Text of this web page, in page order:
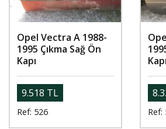
Opel Vectra A 1988-
1995 Çıkma Sağ Ön
Kapı
9.518 TL
Ref: 526
Kapı
Ref: